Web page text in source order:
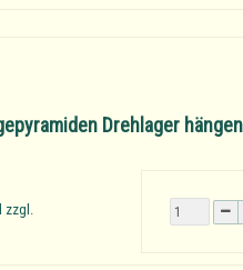
Drehlager
zzgl.